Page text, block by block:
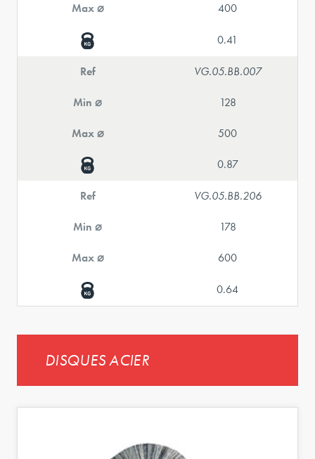
Max ⌀ 400
0.41
Ref VG.05.BB.007
Min ⌀ 128
Max ⌀ 500
0.87
Ref VG.05.BB.206
Min ⌀ 178
Max ⌀ 600
0.64
DISQUES ACIER